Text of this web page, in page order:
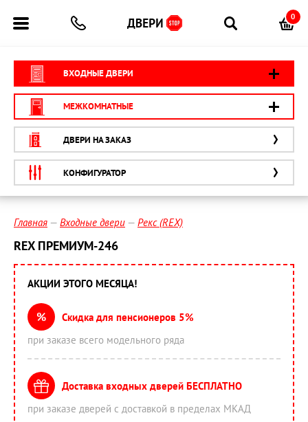
0
ВХОДНЫЕ ДВЕРИ
МЕЖКОМНАТНЫЕ
ДВЕРИ НА ЗАКАЗ
КОНФИГУРАТОР
Главная Входные двери Рекс (REX)
REX ПРЕМИУМ-246
АКЦИИ ЭТОГО МЕСЯЦА!
%
Скидка для пенсионеров 5%
при заказе всего модельного ряда
Доставка входных дверей БЕСПЛАТНО
при заказе дверей с доставкой в пределах МКАД